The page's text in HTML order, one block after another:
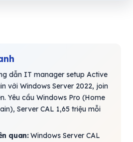
dẫn IT manager setup Active
với Windows Server 2022, join
Yêu cầu Windows Pro (Home
Server CAL 1,65 triệu mỗi
quan:Windows Server CAL